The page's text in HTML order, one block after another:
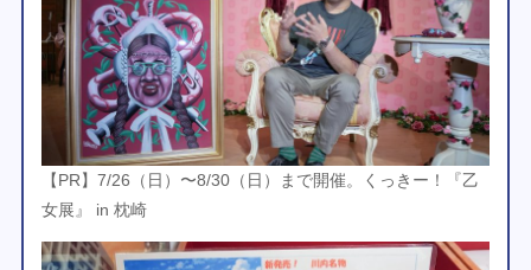
【PR】7/26（日）〜8/30（日）まで開催。くっきー！『乙
女展』 in 枕崎